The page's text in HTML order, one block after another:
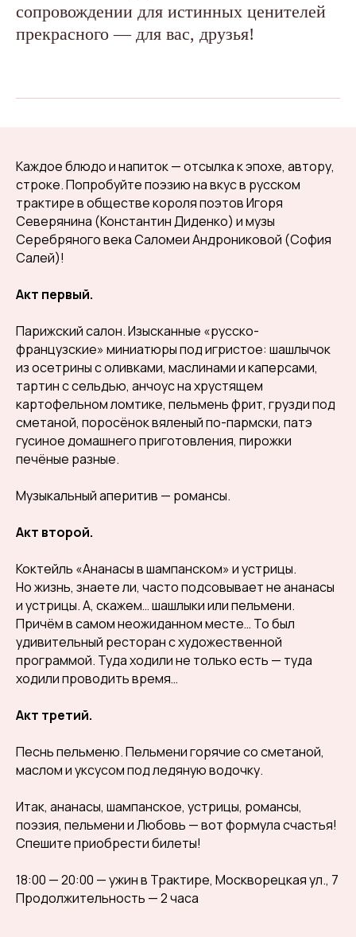
сопровождении для истинных ценителей
прекрасного — для вас, друзья!
Каждое блюдо и напиток — отсылка к эпохе, автору,
строке. Попробуйте поэзию на вкус в русском
трактире в обществе короля поэтов Игоря
Северянина (Константин Диденко) и музы
Серебряного века Саломеи Андрониковой (София
Салей)!
Акт первый.
Парижский салон. Изысканные «русско-
французские» миниатюры под игристое: шашлычок
из осетрины с оливками, маслинами и каперсами,
тартин с сельдью, анчоус на хрустящем
картофельном ломтике, пельмень фрит, грузди под
сметаной, поросёнок вяленый по-пармски, патэ
гусиное домашнего приготовления, пирожки
печёные разные.
Музыкальный аперитив — романсы.
Акт второй.
Коктейль «Ананасы в шампанском» и устрицы.
Но жизнь, знаете ли, часто подсовывает не ананасы
и устрицы. А, скажем… шашлыки или пельмени.
Причём в самом неожиданном месте… То был
удивительный ресторан с художественной
программой. Туда ходили не только есть — туда
ходили проводить время…
Акт третий.
Песнь пельменю. Пельмени горячие со сметаной,
маслом и уксусом под ледяную водочку.
Итак, ананасы, шампанское, устрицы, романсы,
поэзия, пельмени и Любовь — вот формула счастья!
Спешите приобрести билеты!
18:00 — 20:00 — ужин в Трактире, Москворецкая ул., 7
Продолжительность — 2 часа